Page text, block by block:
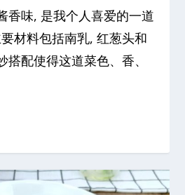
香味, 是我个人喜爱的一道
材料包括南乳, 红葱头和
配使得这道菜色、香、